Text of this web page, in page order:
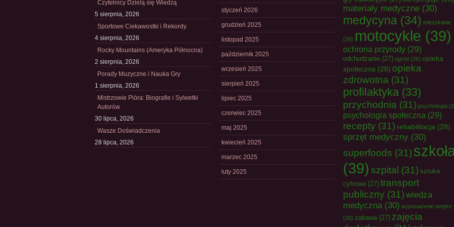
Czytelnicy Dzielą się Wiedzą
5 sierpnia, 2026
Sportowe Ciekawostki i Rekordy
4 sierpnia, 2026
Rocky Mountains (Ameryka Północna)
2 sierpnia, 2026
Porady Muzyczne i Nauka Gry
1 sierpnia, 2026
Mistrzowie Pióra: Biografie i Sylwetki
Autorów
30 lipca, 2026
Wasze Doświadczenia
28 lipca, 2026
styczeń 2026
grudzień 2025
listopad 2025
październik 2025
wrzesień 2025
sierpień 2025
lipiec 2025
czerwiec 2025
maj 2025
kwiecień 2025
marzec 2025
luty 2025
materiały medyczne (30)
medycyna (34) mieszkanie
(26) motocykle (39)
ochrona przyrody (29)
odchudzanie (27) ogród (26) opieka
społeczna (28) opieka
zdrowotna (31)
profilaktyka (33)
przychodnia (31) psychologia
psychologia społeczna (29)
recepty (31) rehabilitacja (28)
sprzęt medyczny (30)
superfoods (31)
(39) szpital (31) sztuka
cyfrowa (27) transport
publiczny (31) wiedza
medyczna(30) wyposażenie wnętrz
(26) zabawa (27) zajęcia